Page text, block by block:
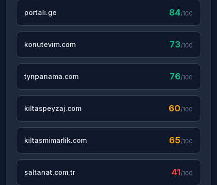
portali.ge 84/100
konutevim.com 73/100
tynpanama.com 76/100
kiltaspeyzaj.com 60/100
kiltasmimarlik.com 65/100
saltanat.com.tr 41/100